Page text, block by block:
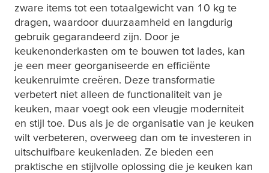
zware items tot een totaalgewicht van 10 kg te
dragen, waardoor duurzaamheid en langdurig
gebruik gegarandeerd zijn. Door je
keukenonderkasten om te bouwen tot lades, kan
je een meer georganiseerde en efficiënte
keukenruimte creëren. Deze transformatie
verbetert niet alleen de functionaliteit van je
keuken, maar voegt ook een vleugje moderniteit
en stijl toe. Dus als je de organisatie van je keuken
wilt verbeteren, overweeg dan om te investeren in
uitschuifbare keukenladen. Ze bieden een
praktische en stijlvolle oplossing die je keuken kan